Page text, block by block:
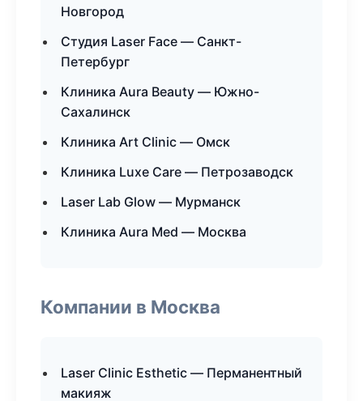
Новгород
Студия Laser Face — Санкт-
Петербург
Клиника Aura Beauty — Южно-
Сахалинск
Клиника Art Clinic — Омск
Клиника Luxe Care — Петрозаводск
Laser Lab Glow — Мурманск
Клиника Aura Med — Москва
Компании в Москва
Laser Clinic Esthetic — Перманентный
макияж